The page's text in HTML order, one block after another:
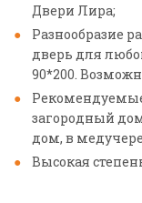
Двери Лира;
Разнообразие
дверь для
90*200.
загородный
дом, в
Высокая